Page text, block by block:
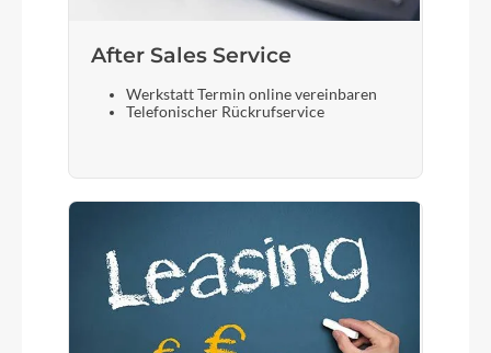
After Sales Service
Werkstatt Termin online vereinbaren
Telefonischer Rückrufservice